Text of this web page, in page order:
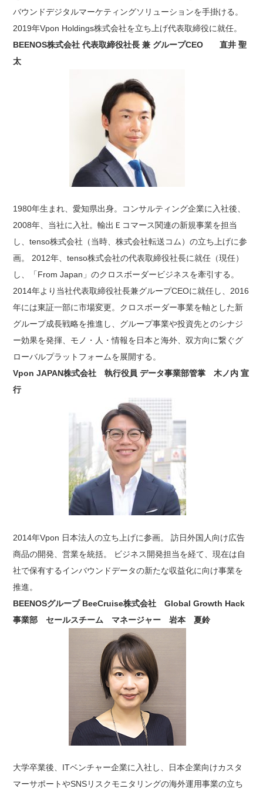
バウンドデジタルマーケティングソリューションを手掛ける。
2019年Vpon Holdings株式会社を立ち上げ代表取締役に就任。
BEENOS株式会社 代表取締役社長 兼 グループCEO 直井 聖
太
1980年生まれ、愛知県出身。コンサルティング企業に入社後、
2008年、当社に入社。輸出Ｅコマース関連の新規事業を担当
し、tenso株式会社（当時、株式会社転送コム）の立ち上げに参
画。 2012年、tenso株式会社の代表取締役社長に就任（現任）
し、「From Japan」のクロスボーダービジネスを牽引する。
2014年より当社代表取締役社長兼グループCEOに就任し、2016
年には東証一部に市場変更。クロスボーダー事業を軸とした新
グループ成長戦略を推進し、グループ事業や投資先とのシナジ
ー効果を発揮、モノ・人・情報を日本と海外、双方向に繋ぐグ
ローバルプラットフォームを展開する。
Vpon JAPAN株式会社 執行役員 データ事業部管掌 木ノ内 宣
行
2014年Vpon 日本法人の立ち上げに参画。 訪日外国人向け広告
商品の開発、営業を統括。 ビジネス開発担当を経て、現在は自
社で保有するインバウンドデータの新たな収益化に向け事業を
推進。
BEENOSグループ BeeCruise株式会社 Global Growth Hack
事業部 セールスチーム マネージャー 岩本 夏鈴
大学卒業後、ITベンチャー企業に入社し、日本企業向けカスタ
マーサポートやSNSリスクモニタリングの海外運用事業の立ち